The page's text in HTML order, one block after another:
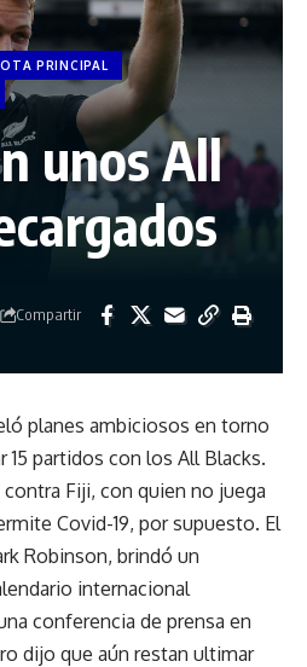
PRINCIPAL
unos All
Compartir
planes ambiciosos en torno
15 partidos con los All Blacks.
Fiji, con quien no juega
Covid-19, por supuesto. El
Robinson, brindó un
internacional
conferencia de prensa en
dijo que aún restan ultimar